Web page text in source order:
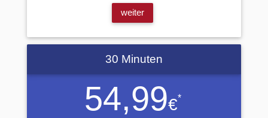
weiter
54,99€*
30 Minuten